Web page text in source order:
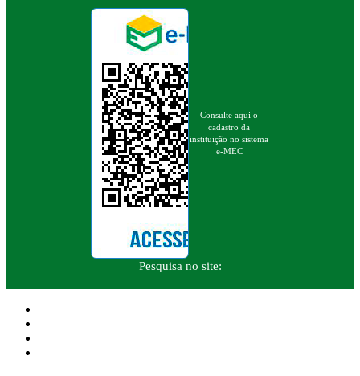
Consulte aqui o
cadastro da
instituição no sistema
e-MEC
Pesquisa no site: